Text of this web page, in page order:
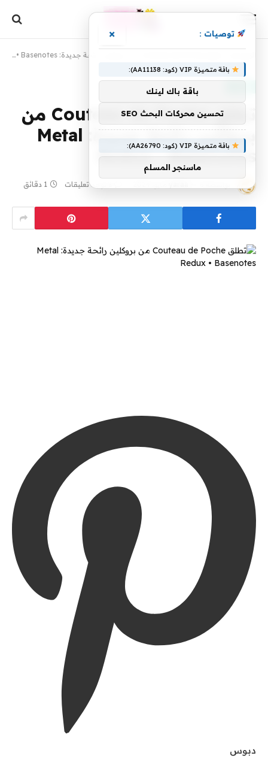
تطلق Couteau de Poche من
بروكلين رائحة جديدة: Metal
Redux • Basenotes
لا توجد تعليقات 1 دقائق
دبوس
توصيات : ×
باقة متميزة VIP (كود: AA11138):
باقة باك لينك
تحسين محركات البحث SEO
باقة متميزة VIP (كود: AA26790):
ماسنجر المسلم